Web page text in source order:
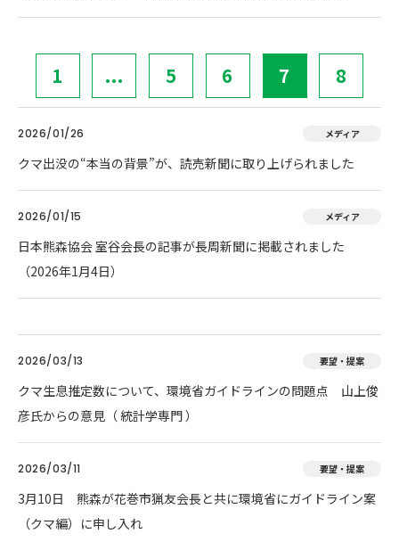
1 ... 5 6 7 8
2026/01/26 メディア
クマ出没の“本当の背景”が、読売新聞に取り上げられました
2026/01/15 メディア
日本熊森協会 室谷会長の記事が長周新聞に掲載されました
（2026年1月4日）
2026/03/13 要望・提案
クマ生息推定数について、環境省ガイドラインの問題点 山上俊
彦氏からの意見（ 統計学専門 ）
2026/03/11 要望・提案
3月10日 熊森が花巻市猟友会長と共に環境省にガイドライン案
（クマ編）に申し入れ